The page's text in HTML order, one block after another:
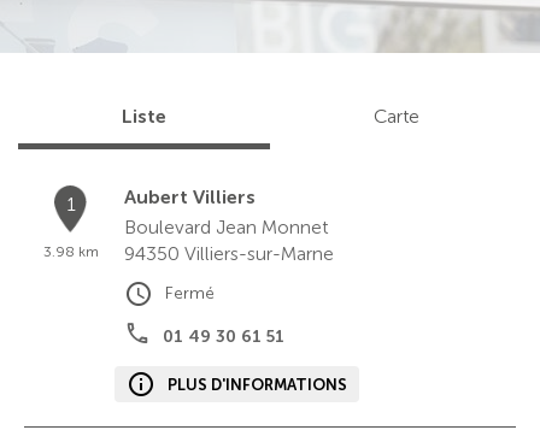
Liste Carte
1
3.98 km
Aubert Villiers
Boulevard Jean Monnet
94350 Villiers-sur-Marne
01 49 30 61 51
Fermé
PLUS D'INFORMATIONS